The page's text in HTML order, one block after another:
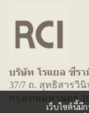
เว็บไซต์นี้มี
บริษัท โรแยล ซีร
37/7 ถ. สุทธิสารวิ
กรุงเทพมหานคร